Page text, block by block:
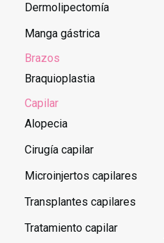
Dermolipectomía
Manga gástrica
Brazos
Braquioplastia
Capilar
Alopecia
Cirugía capilar
Microinjertos capilares
Transplantes capilares
Tratamiento capilar